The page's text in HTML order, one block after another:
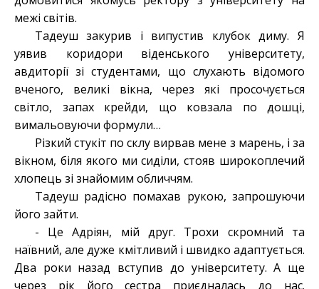
межі світів.
Тадеуш закурив і випустив клубок диму. Я
уявив коридори віденського університету,
авдиторії зі студентами, що слухають відомого
вченого, великі вікна, через які просочується
світло, запах крейди, що ковзала по дошці,
вимальовуючи формули…
Різкий стукіт по склу вирвав мене з марень, і за
вікном, біля якого ми сиділи, стояв широкоплечий
хлопець зі знайомим обличчям.
Тадеуш радісно помахав рукою, запрошуючи
його зайти.
- Це Адріян, мій друг. Трохи скромний та
наївний, але дуже кмітливий і швидко адаптується.
Два роки назад вступив до університету. А ще
через рік його сестра приєдналась до нас.